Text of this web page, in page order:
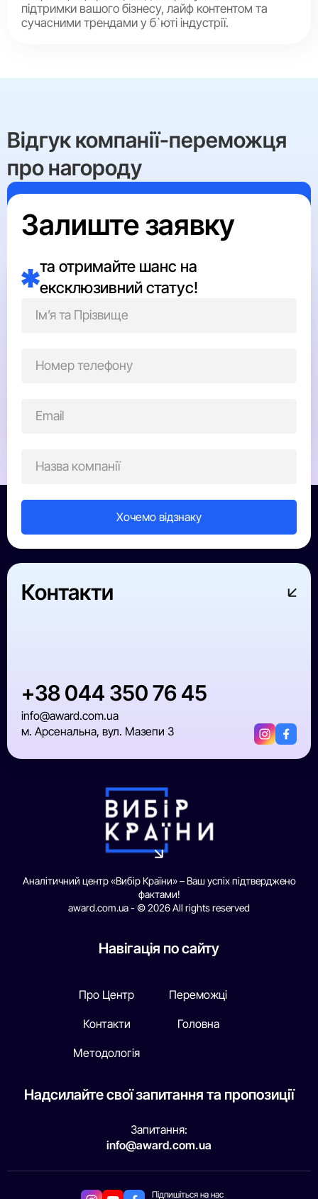
підтримки вашого бізнесу, лайф контентом та
сучасними трендами у б`юті індустрії.
Відгук компанії-переможця
про нагороду
Найцінніше для нашої компанії в нагороді «Вибір
Країни» – це визнання рівня та високих досягнень у
розвитку б’юті-індустрії та підтримки українського
та підтримують його своєю натхненною працею.
співзасновниця і комерційний директор компанії «Світ
Залиште заявку
та отримайте шанс на
ексклюзивний статус!
Контакти
+38 044 350 76 45
info@award.com.ua
м. Арсенальна, вул. Мазепи 3
Аналітичний центр «Вибір Країни» – Ваш успіх підтверджено
фактами!
award.com.ua - © 2026 All rights reserved
Навігація по сайту
Про Центр
Контакти
Методологія
Переможці
Головна
Надсилайте свої запитання та пропозиції
Запитання:
info@award.com.ua
Підпишіться на нас